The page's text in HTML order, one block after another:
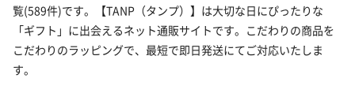
覧(589件)です。【TANP（タンプ）】は大切な日にぴったりな
「ギフト」に出会えるネット通販サイトです。こだわりの商品を
こだわりのラッピングで、最短で即日発送にてご対応いたしま
す。